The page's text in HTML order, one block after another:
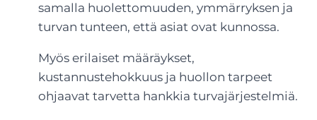
samalla huolettomuuden, ymmärryksen ja
turvan tunteen, että asiat ovat kunnossa.
Myös erilaiset määräykset,
kustannustehokkuus ja huollon tarpeet
ohjaavat tarvetta hankkia turvajärjestelmiä.